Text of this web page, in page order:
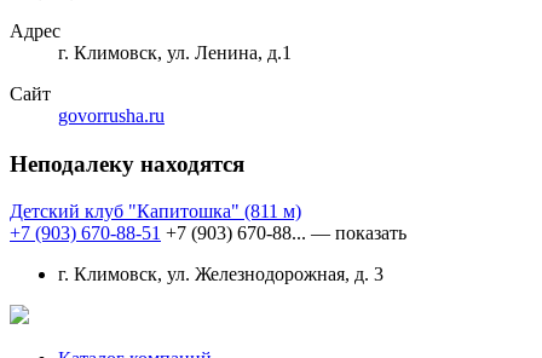
Адрес
г. Климовск, ул. Ленина, д.1
Сайт
govorrusha.ru
Неподалеку находятся
Детский клуб "Капитошка" (811 м)
+7 (903) 670-88-51 +7 (903) 670-88... — показать
г. Климовск, ул. Железнодорожная, д. 3